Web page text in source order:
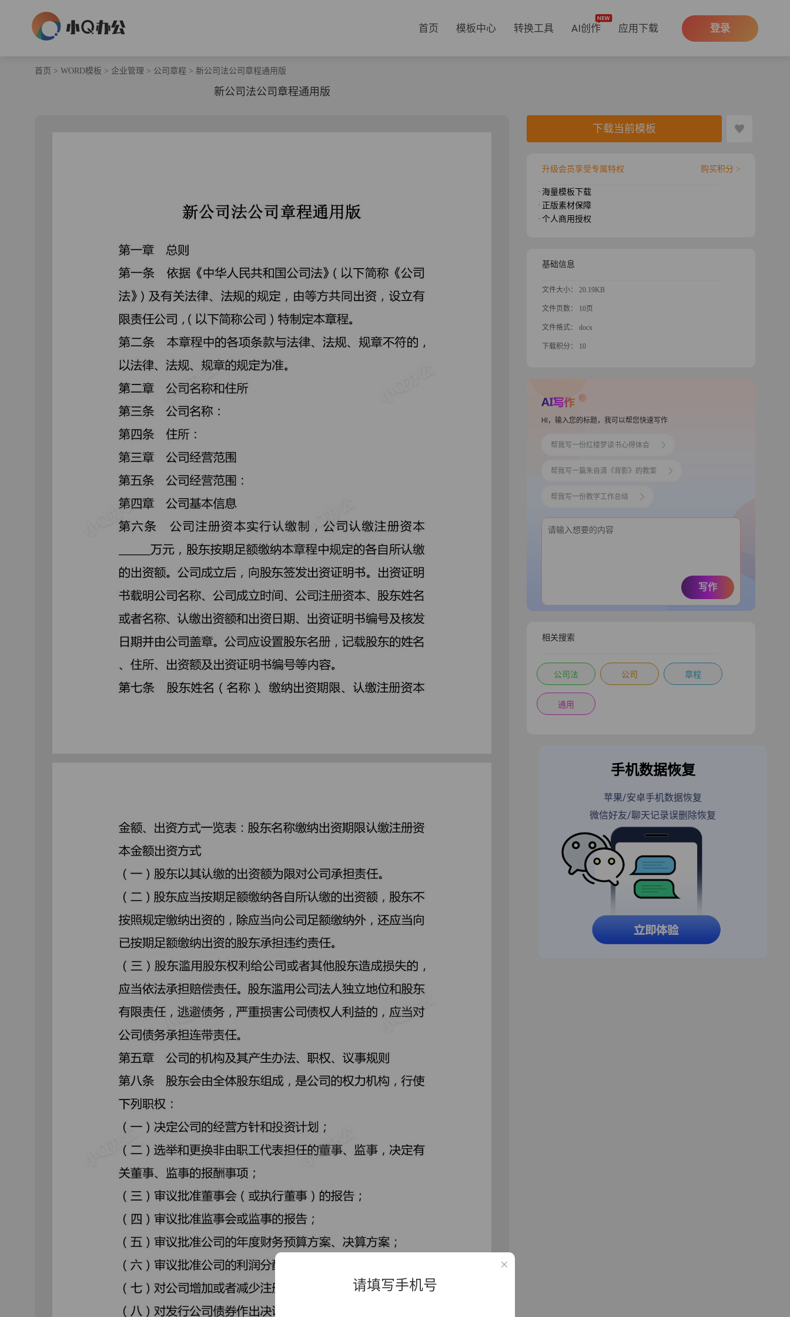
首页 模板中心 转换工具 AI创作 应用下载 登录
首页 > WORD模板 > 企业管理 > 公司章程 > 新公司法公司章程通用版
新公司法公司章程通用版
下载当前模板
升级会员享受专属特权 购买积分 >
· 海量模板下载
· 正版素材保障
· 个人商用授权
基础信息
文件大小： 20.19KB
文件页数： 10页
文件格式： docx
下载积分： 10
HI，输入您的标题，我可以帮您快速写作
帮我写一份红楼梦读书心得体会
帮我写一篇朱自清《背影》的教案
帮我写一份教学工作总结
写作
相关搜索
公司法 公司 章程
通用
手机数据恢复
苹果/安卓手机数据恢复
微信好友/聊天记录误删除恢复
请填写手机号